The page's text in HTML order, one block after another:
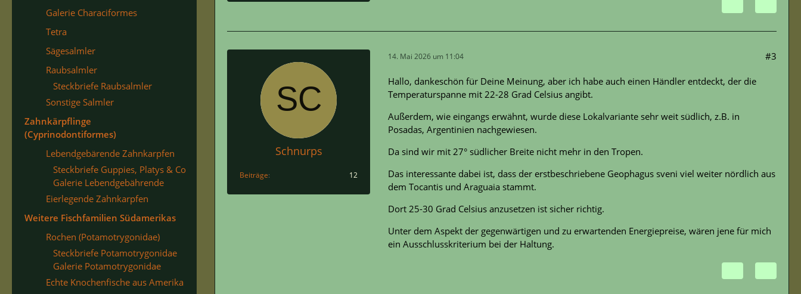
Galerie Characiformes
Tetra
Sägesalmler
Raubsalmler
Steckbriefe Raubsalmler
Sonstige Salmler
Zahnkärpflinge
(Cyprinodontiformes)
Lebendgebärende Zahnkarpfen
Steckbriefe Guppies, Platys & Co
Galerie Lebendgebährende
Eierlegende Zahnkarpfen
Weitere Fischfamilien Südamerikas
Rochen (Potamotrygonidae)
Steckbriefe Potamotrygonidae
Galerie Potamotrygonidae
Echte Knochenfische aus Amerika
Schnurps
Beiträge 12
14. Mai 2026 um 11:04 #3
Hallo, dankeschön für Deine Meinung, aber ich habe auch einen Händler entdeckt, der die
Temperaturspanne mit 22-28 Grad Celsius angibt.
Außerdem, wie eingangs erwähnt, wurde diese Lokalvariante sehr weit südlich, z.B. in
Posadas, Argentinien nachgewiesen.
Da sind wir mit 27° südlicher Breite nicht mehr in den Tropen.
Das interessante dabei ist, dass der erstbeschriebene Geophagus sveni viel weiter nördlich aus
dem Tocantis und Araguaia stammt.
Dort 25-30 Grad Celsius anzusetzen ist sicher richtig.
Unter dem Aspekt der gegenwärtigen und zu erwartenden Energiepreise, wären jene für mich
ein Ausschlusskriterium bei der Haltung.